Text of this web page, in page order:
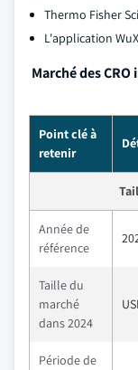
Thermo Fisher
L'application
Marché des
Point clé à
retenir
Année de
référence
Taille du
marché
dans 2024
Période de